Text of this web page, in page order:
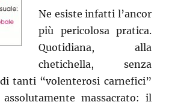
Ne esiste infatti l’ancor
più pericolosa pratica.
Quotidiana, alla
chetichella, senza
tanti “volenterosi carnefici”
massacrato: il